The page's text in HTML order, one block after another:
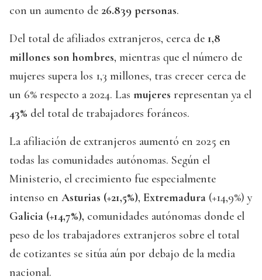
con un aumento de 26.839 personas.
Del total de afiliados extranjeros, cerca de 1,8
millones son hombres, mientras que el número de
mujeres supera los 1,3 millones, tras crecer cerca de
un 6% respecto a 2024. Las mujeres representan ya el
43% del total de trabajadores foráneos.
La afiliación de extranjeros aumentó en 2025 en
todas las comunidades autónomas. Según el
Ministerio, el crecimiento fue especialmente
intenso en Asturias (+21,5%), Extremadura (+14,9%) y
Galicia (+14,7%), comunidades autónomas donde el
peso de los trabajadores extranjeros sobre el total
de cotizantes se sitúa aún por debajo de la media
nacional.